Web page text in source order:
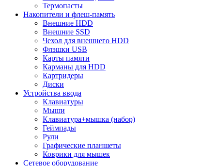
Термопасты
Накопители и флеш-память
Внешние HDD
Внешние SSD
Чехол для внешнего HDD
Флэшки USB
Карты памяти
Карманы для HDD
Картридеры
Диски
Устройства ввода
Клавиатуры
Мыши
Клавиатура+мышка (набор)
Геймпады
Рули
Графические планшеты
Коврики для мышек
Сетевое оборудование